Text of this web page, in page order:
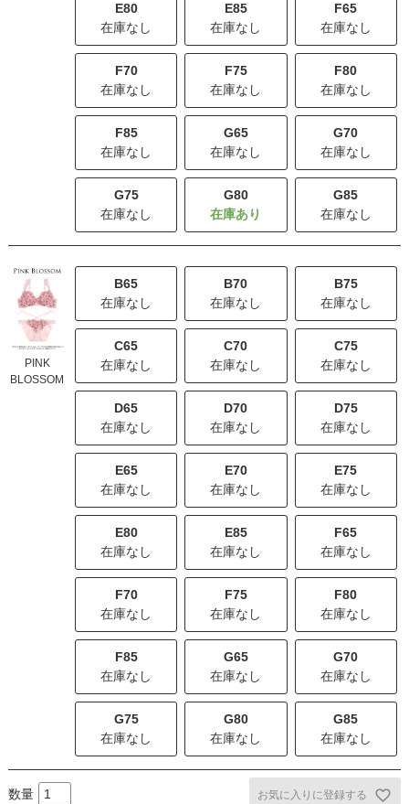
E80
在庫なし
E85
在庫なし
F65
在庫なし
F70
在庫なし
F75
在庫なし
F80
在庫なし
F85
在庫なし
G65
在庫なし
G70
在庫なし
G75
在庫なし
G80
G85
在庫なし
PINK
BLOSSOM
B65
在庫なし
B70
在庫なし
B75
在庫なし
C65
在庫なし
C70
在庫なし
C75
在庫なし
D65
在庫なし
D70
在庫なし
D75
在庫なし
E65
在庫なし
E70
在庫なし
E75
在庫なし
E80
在庫なし
E85
在庫なし
F65
在庫なし
F70
在庫なし
F75
在庫なし
F80
在庫なし
F85
在庫なし
G65
在庫なし
G70
在庫なし
G75
在庫なし
G80
在庫なし
G85
在庫なし
お気に入りに登録する